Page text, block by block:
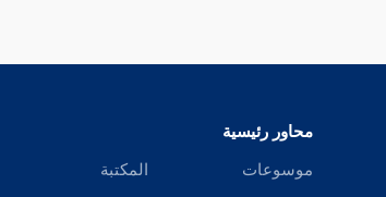
احتقار قليل الصدقة وفضل إخفائها
والتعفف عن المسألةمحاور رئيسية
موسوعات المكتبة